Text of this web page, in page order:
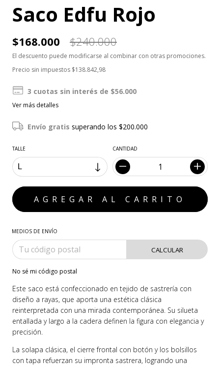
Saco Edfu Rojo
$168.000 $240.000
El descuento puede modificarse al combinar con otras promociones.
Precio sin impuestos $138.842,98
3 cuotas sin interés de $56.000
Ver más detalles
Envío gratissuperando los$200.000
TALLE CANTIDAD
MEDIOS DE ENVÍO
CALCULAR
No sé mi código postal
Este saco está confeccionado en tejido de sastrería con
diseño a rayas, que aporta una estética clásica
reinterpretada con una mirada contemporánea. Su silueta
entallada y largo a la cadera definen la figura con elegancia y
precisión.
La solapa clásica, el cierre frontal con botón y los bolsillos
con tapa refuerzan su impronta sastrera, logrando una